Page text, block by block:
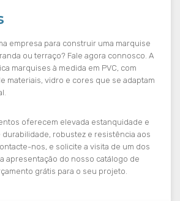
empresa para construir uma marquise
ou terraço? Fale agora connosco. A
marquises à medida em PVC, com
materiais, vidro e cores que se adaptam
oferecem elevada estanquidade e
robustez e resistência aos
nos, e solicite a visita de um dos
apresentação do nosso catálogo de
grátis para o seu projeto.